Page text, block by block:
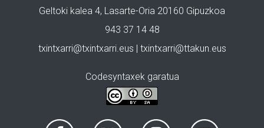
Geltoki kalea 4, Lasarte-Oria 20160 Gipuzkoa
943 37 14 48
txintxarri@txintxarri.eus | txintxarri@ttakun.eus
Codesyntaxek garatua